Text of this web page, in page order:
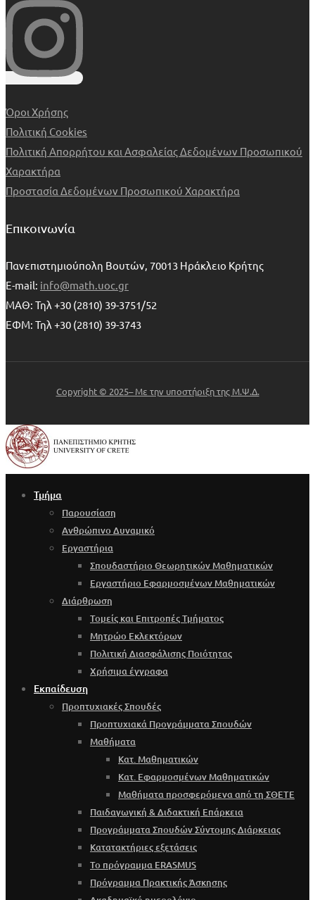
Όροι Χρήσης
Πολιτική Cookies
Πολιτική Απορρήτου και Ασφαλείας Δεδομένων Προσωπικού
Χαρακτήρα
Προστασία Δεδομένων Προσωπικού Χαρακτήρα
Επικοινωνία
Πανεπιστημιούπολη Βουτών, 70013 Ηράκλειο Κρήτης
E-mail: info@math.uoc.gr
ΜΑΘ: Τηλ +30 (2810) 39-3751/52
ΕΦΜ: Τηλ +30 (2810) 39-3743
Copyright © 2025– Με την υποστήριξη της Μ.Ψ.Δ.
Τμήμα
Παρουσίαση
Ανθρώπινο Δυναμικό
Εργαστήρια
Σπουδαστήριο Θεωρητικών Μαθηματικών
Εργαστήριο Εφαρμοσμένων Μαθηματικών
Διάρθρωση
Τομείς και Επιτροπές Τμήματος
Μητρώο Εκλεκτόρων
Πολιτική Διασφάλισης Ποιότητας
Χρήσιμα έγγραφα
Εκπαίδευση
Προπτυχιακές Σπουδές
Προπτυχιακά Προγράμματα Σπουδών
Μαθήματα
Κατ. Μαθηματικών
Κατ. Εφαρμοσμένων Μαθηματικών
Μαθήματα προσφερόμενα από τη ΣΘΕΤΕ
Παιδαγωγική & Διδακτική Επάρκεια
Προγράμματα Σπουδών Σύντομης Διάρκειας
Κατατακτήριες εξετάσεις
Το πρόγραμμα ERASMUS
Πρόγραμμα Πρακτικής Άσκησης